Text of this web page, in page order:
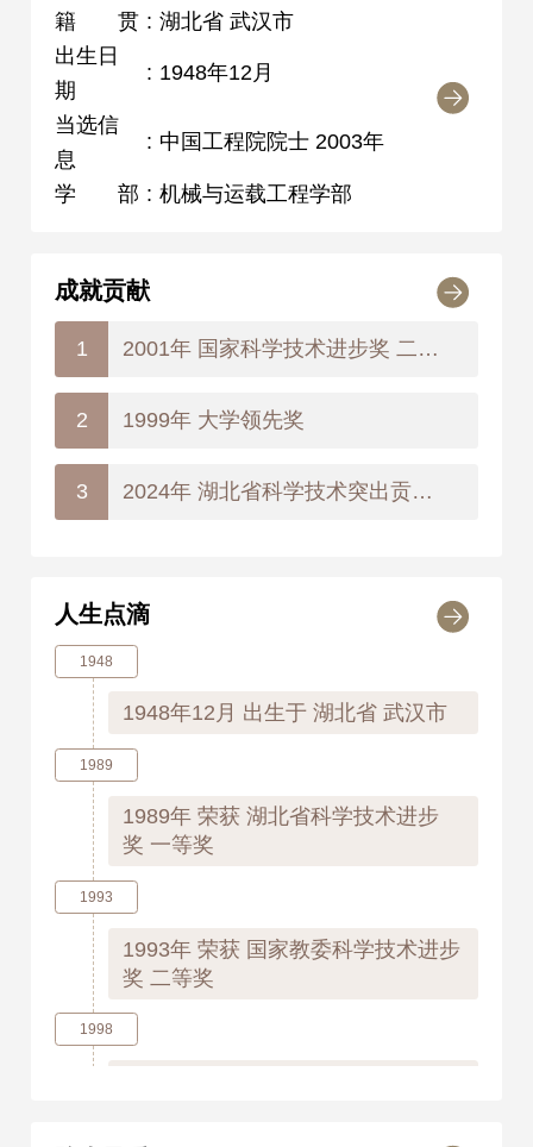
籍贯 : 湖北省 武汉市
出生日
期
: 1948年12月
当选信
息
: 中国工程院院士 2003年
学部 : 机械与运载工程学部
成就贡献
1 2001年 国家科学技术进步奖 二等奖
2 1999年 大学领先奖
3 2024年 湖北省科学技术突出贡献奖
人生点滴
1948
1948年12月 出生于 湖北省 武汉市
1989
1989年荣获 湖北省科学技术进步
奖 一等奖
1993
1993年荣获 国家教委科学技术进步
奖 二等奖
1998